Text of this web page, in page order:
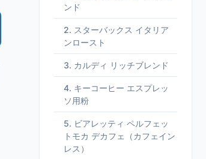
ンド
2. スターバックス イタリア
ンロースト
3. カルディ リッチブレンド
4. キーコーヒー エスプレッ
ソ用粉
5. ビアレッティ ペルフェッ
トモカ デカフェ（カフェイン
レス）